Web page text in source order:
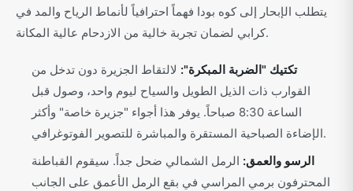
يتطلب الإبحار إلى كوه بودا فهماً احترافياً لأنماط الرياح والمد في
كرابي لضمان تجربة خالية من الازدحام عالية المكانة.
تكتيك "الضربة المبكرة": لالتقاط الجزيرة دون تدخل من
القوارب ذات الذيل الطويل والسياح ليوم واحد، وصول قبل
الساعة 8:30 صباحاً. يوفر هذا أجواء "جزيرة خاصة" وأكثر
الإضاءة الصباحية المستقرة والمباشرة للتصوير الفوتوغرافي.
الرسو والعمق: الرمل الشمالي ضحل جداً. سيقوم القباطنة
المحترفون برمي المراسي في بقع الرمل الأعمق على الجانب